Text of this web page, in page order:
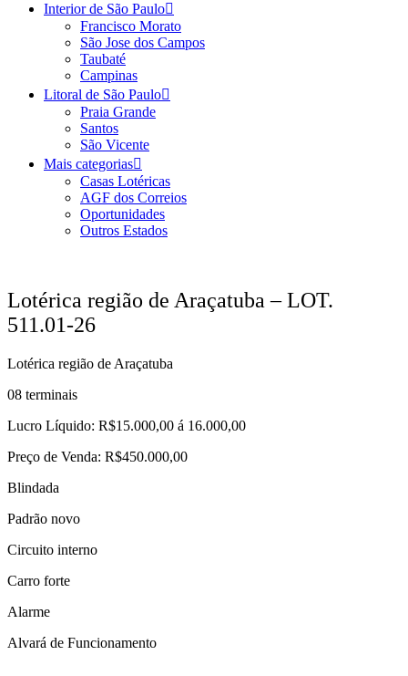
Interior de São Paulo
Francisco Morato
São Jose dos Campos
Taubaté
Campinas
Litoral de São Paulo
Praia Grande
Santos
São Vicente
Mais categorias
Casas Lotéricas
AGF dos Correios
Oportunidades
Outros Estados
Lotérica região de Araçatuba – LOT.
511.01-26
Lotérica região de Araçatuba
08 terminais
Lucro Líquido: R$15.000,00 á 16.000,00
Preço de Venda: R$450.000,00
Blindada
Padrão novo
Circuito interno
Carro forte
Alarme
Alvará de Funcionamento